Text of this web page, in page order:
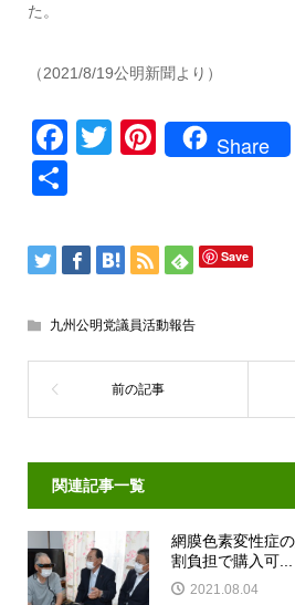
た。
（2021/8/19公明新聞より）
Facebook
TwitterPinterest
Share
Save
九州公明党議員活動報告
関連記事一覧
網膜色素変性症
割負担で購入可...
2021.08.04